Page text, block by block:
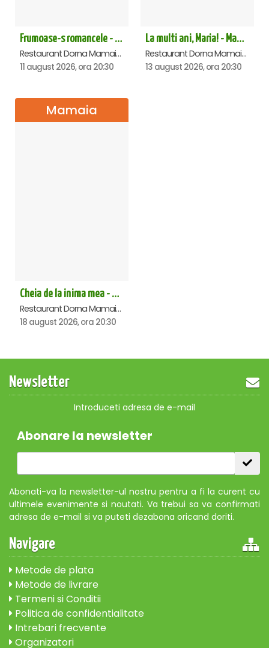
Frumoase-s romancele - Mamaia
Restaurant Dorna Mamaia, Mamaia
11 august 2026, ora 20:30
La multi ani, Maria! - Mamaia
Restaurant Dorna Mamaia, Mamaia
13 august 2026, ora 20:30
Mamaia
Cheia de la inima mea - Mamaia
Restaurant Dorna Mamaia, Mamaia
18 august 2026, ora 20:30
Newsletter
Introduceti adresa de e-mail
Abonare la newsletter
Abonati-va la newsletter-ul nostru pentru a fi la curent cu
ultimele evenimente si noutati. Va trebui sa va confirmati
adresa de e-mail si va puteti dezabona oricand doriti.
Navigare
Metode de plata
Metode de livrare
Termeni si Conditii
Politica de confidentialitate
Intrebari frecvente
Organizatori